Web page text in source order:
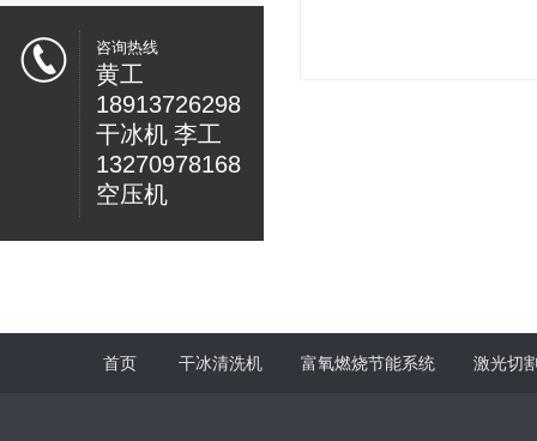
咨询热线
黄工
18913726298
干冰机 李工
13270978168
空压机
首页 干冰清洗机 富氧燃烧节能系统 激光切